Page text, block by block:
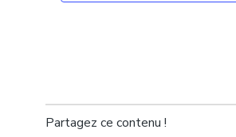
Partagez ce contenu !